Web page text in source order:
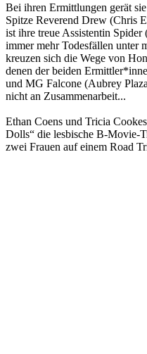
Bei ihren Ermittlungen gerät
Spitze Reverend Drew (Chris
ist ihre treue Assistentin
immer mehr Todesfällen unter
kreuzen sich die Wege von
denen der beiden
und MG Falcone (Aubrey
nicht an Zusammenarbeit...
Ethan Coens und Tricia
Dolls“ die lesbische B-Movie-
zwei Frauen auf einem Road